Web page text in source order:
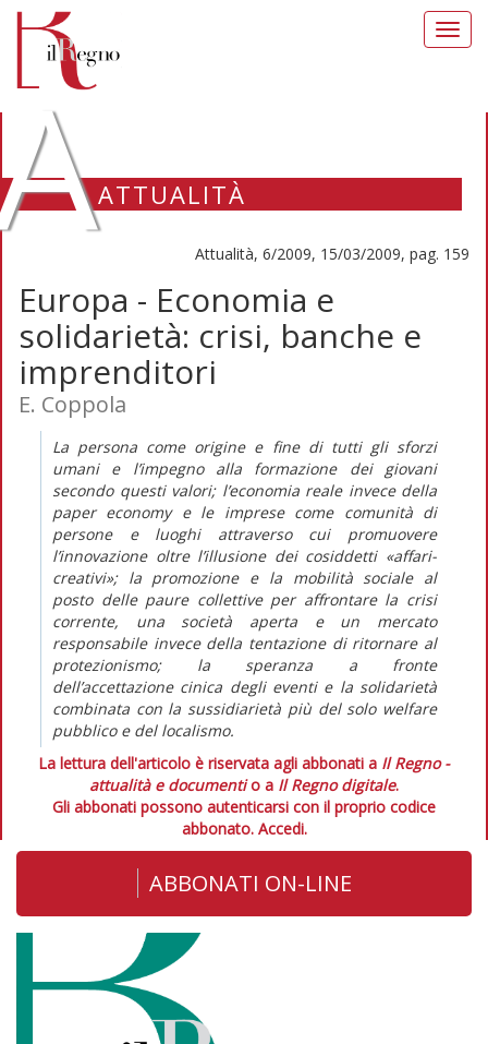
ATTUALITÀ
Attualità, 6/2009, 15/03/2009, pag. 159
Europa - Economia e
solidarietà: crisi, banche e
imprenditori
E. Coppola
La persona come origine e fine di tutti gli sforzi
umani e l’impegno alla formazione dei giovani
secondo questi valori; l’economia reale invece della
paper economy e le imprese come comunità di
persone e luoghi attraverso cui promuovere
l’innovazione oltre l’illusione dei cosiddetti «affari-
creativi»; la promozione e la mobilità sociale al
posto delle paure collettive per affrontare la crisi
corrente, una società aperta e un mercato
responsabile invece della tentazione di ritornare al
protezionismo; la speranza a fronte
dell’accettazione cinica degli eventi e la solidarietà
combinata con la sussidiarietà più del solo welfare
pubblico e del localismo.
La lettura dell'articolo è riservata agli abbonati a Il Regno -
attualità e documentio a Il Regno digitale.
Gli abbonati possono autenticarsi con il proprio codice
abbonato. Accedi.
ABBONATI ON-LINE